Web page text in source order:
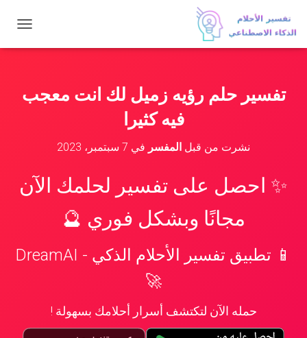
ب
ا
تفسير حلم رؤيه زميل لك انت معجب
فيه كثيرا
نشرت من قبل المفسر في 7 سبتمبر، 2023
✨ احصل على تفسير لحلمك الآن
مجانًا وبشكل فوري 🔮
📱 تطبيق تفسير الأحلام الذكي - DreamAI
🚀
حمله الآن لتكتشف أسرار أحلامك بسهولة !